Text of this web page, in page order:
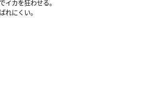
カを狂わせる。
にくい。